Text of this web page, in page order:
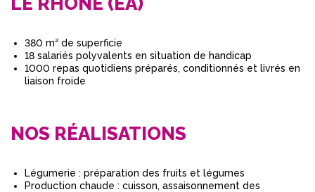
380 m² de superficie
18 salariés polyvalents en situation de handicap
1000 repas quotidiens préparés, conditionnés et livrés en
liaison froide
NOS RÉALISATIONS
Légumerie : préparation des fruits et légumes
Production chaude : cuisson, assaisonnement des